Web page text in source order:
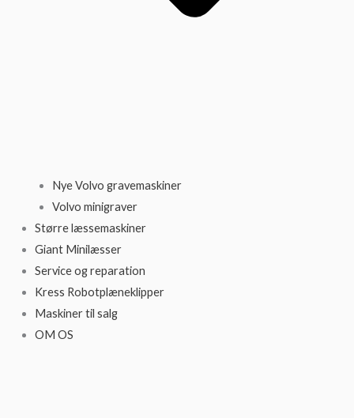
Nye Volvo gravemaskiner
Volvo minigraver
Større læssemaskiner
Giant Minilæsser
Service og reparation
Kress Robotplæneklipper
Maskiner til salg
OM OS